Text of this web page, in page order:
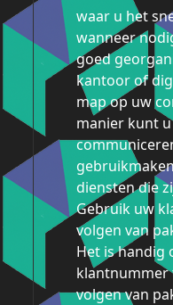
waar u het
wanneer
goed
kantoor of
map op uw
manier kunt
diensten die
Gebruik uw
volgen van
Het is handig
klantnummer
volgen van